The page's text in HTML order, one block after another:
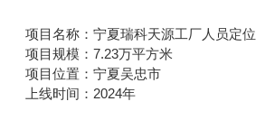
项目名称：宁夏瑞科天源工厂人员定位
项目规模：7.23万平方米
项目位置：宁夏吴忠市
上线时间：2024年